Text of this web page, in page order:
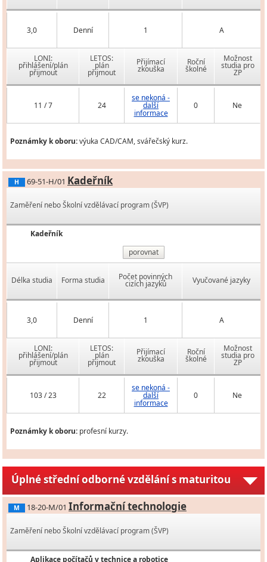
3,0 Denní 1 A
LONI:
přihlášení/plán
přijmout
LETOS:
plán
přijmout
Přijímací
zkouška
Roční
školné
Možnost
studia pro
ZP
11 / 7 24
se nekoná -
další
informace
0 Ne
Poznámky k oboru:výuka CAD/CAM, svářečský kurz.
H 69-51-H/01 Kadeřník
Zaměření nebo Školní vzdělávací program (ŠVP)
Kadeřník
porovnat
Délka studia Forma studia Počet povinných
cizích jazyků Vyučované jazyky
3,0 Denní 1 A
LONI:
přihlášení/plán
přijmout
LETOS:
plán
přijmout
Přijímací
zkouška
Roční
školné
Možnost
studia pro
ZP
103 / 23 22
se nekoná -
další
informace
0 Ne
Poznámky k oboru: profesní kurzy.
Úplné střední odborné vzdělání s maturitou
M 18-20-M/01 Informační technologie
Zaměření nebo Školní vzdělávací program (ŠVP)
Aplikace počítačů v technice a robotice